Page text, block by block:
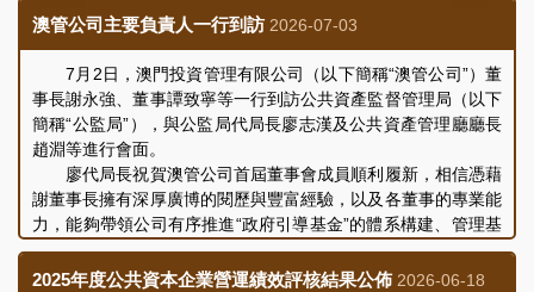
澳管公司主要負責人一行到訪 2026-07-03
7月2日，澳門投資管理有限公司（以下簡稱“澳管公司”）董
事長謝永強、董事譚致寧等一行到訪公共資產監督管理局（以下
簡稱“公監局”），與公監局代局長廖志漢及公共資產管理廳廳長
趙淵等進行會面。
廖代局長祝賀澳管公司首屆董事會成員順利履新，相信憑藉
謝董事長擁有深厚廣博的閱歷與豐富經驗，以及各董事的專業能
力，能夠帶領公司有序推進“政府引導基金”的體系構建、管理基
金日常運作、財務運用及執行投資決策等工作。
謝董事長感謝公監局在澳管公司成立過程中予以支持和指
2025年度公共資本企業營運績效評核結果公佈 2026-06-18